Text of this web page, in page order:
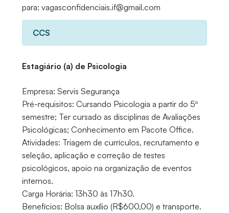
para: vagasconfidenciais.if@gmail.com
CCS
Estagiário (a) de Psicologia
Empresa: Servis Segurança
Pré-requisitos: Cursando Psicologia a partir do 5º
semestre; Ter cursado as disciplinas de Avaliações
Psicológicas; Conhecimento em Pacote Office.
Atividades: Triagem de currículos, recrutamento e
seleção, aplicação e correção de testes
psicológicos, apoio na organização de eventos
internos.
Carga Horária: 13h30 às 17h30.
Benefícios: Bolsa auxílio (R$600,00) e transporte.